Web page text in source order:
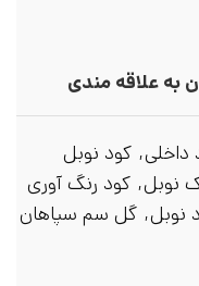
به علاقه مندی
داخلی, کود نوبل
نوبل, کود رنگ آوری
نوبل, گل سم سپاهان